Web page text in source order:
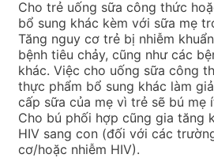
Cho trẻ uống sữa công thức
bổ sung khác kèm với sữa mẹ
Tăng nguy cơ trẻ bị nhiễm
bệnh tiêu chảy, cũng như các
khác. Việc cho uống sữa công
thực phẩm bổ sung khác làm
cấp sữa của mẹ vì trẻ sẽ bú mẹ
Cho bú phối hợp cũng gia tăng
HIV sang con (đối với các
cơ/hoặc nhiễm HIV).